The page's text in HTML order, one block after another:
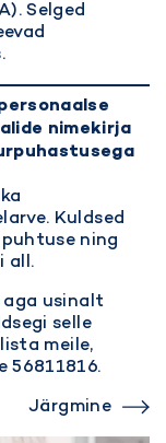
Selged
nimekirja
Kuldsed
ning
all.
aga usinalt
selle
meile,
56811816.
Järgmine